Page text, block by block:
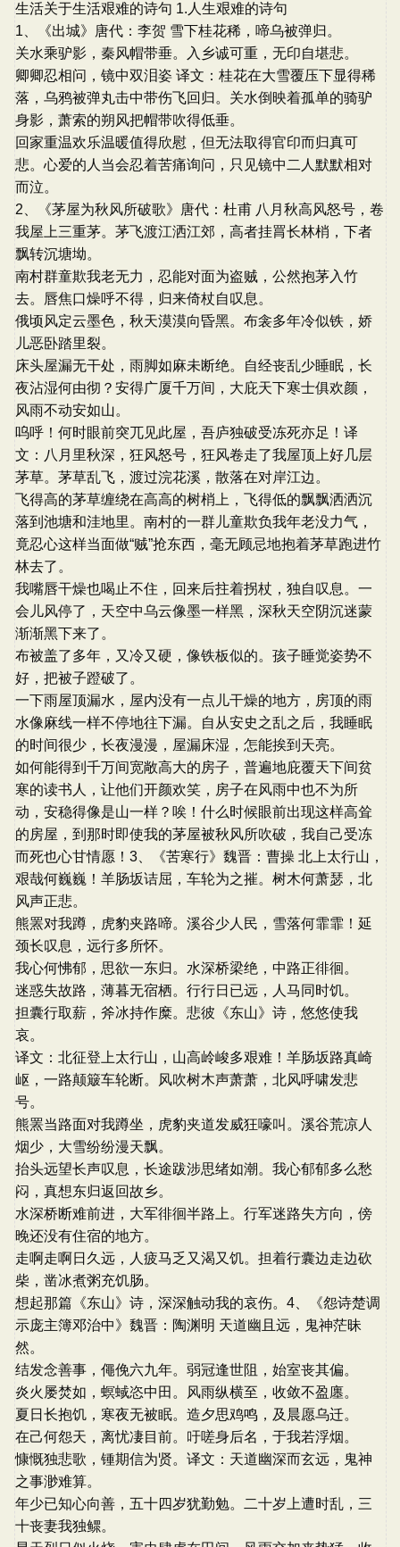
生活关于生活艰难的诗句 1.人生艰难的诗句
1、《出城》唐代：李贺 雪下桂花稀，啼乌被弹归。
关水乘驴影，秦风帽带垂。入乡诚可重，无印自堪悲。
卿卿忍相问，镜中双泪姿 译文：桂花在大雪覆压下显得稀
落，乌鸦被弹丸击中带伤飞回归。关水倒映着孤单的骑驴
身影，萧索的朔风把帽带吹得低垂。
回家重温欢乐温暖值得欣慰，但无法取得官印而归真可
悲。心爱的人当会忍着苦痛询问，只见镜中二人默默相对
而泣。
2、《茅屋为秋风所破歌》唐代：杜甫 八月秋高风怒号，卷
我屋上三重茅。茅飞渡江洒江郊，高者挂罥长林梢，下者
飘转沉塘坳。
南村群童欺我老无力，忍能对面为盗贼，公然抱茅入竹
去。唇焦口燥呼不得，归来倚杖自叹息。
俄顷风定云墨色，秋天漠漠向昏黑。布衾多年冷似铁，娇
儿恶卧踏里裂。
床头屋漏无干处，雨脚如麻未断绝。自经丧乱少睡眠，长
夜沾湿何由彻？安得广厦千万间，大庇天下寒士俱欢颜，
风雨不动安如山。
呜呼！何时眼前突兀见此屋，吾庐独破受冻死亦足！译
文：八月里秋深，狂风怒号，狂风卷走了我屋顶上好几层
茅草。茅草乱飞，渡过浣花溪，散落在对岸江边。
飞得高的茅草缠绕在高高的树梢上，飞得低的飘飘洒洒沉
落到池塘和洼地里。南村的一群儿童欺负我年老没力气，
竟忍心这样当面做“贼”抢东西，毫无顾忌地抱着茅草跑进竹
林去了。
我嘴唇干燥也喝止不住，回来后拄着拐杖，独自叹息。一
会儿风停了，天空中乌云像墨一样黑，深秋天空阴沉迷蒙
渐渐黑下来了。
布被盖了多年，又冷又硬，像铁板似的。孩子睡觉姿势不
好，把被子蹬破了。
一下雨屋顶漏水，屋内没有一点儿干燥的地方，房顶的雨
水像麻线一样不停地往下漏。自从安史之乱之后，我睡眠
的时间很少，长夜漫漫，屋漏床湿，怎能挨到天亮。
如何能得到千万间宽敞高大的房子，普遍地庇覆天下间贫
寒的读书人，让他们开颜欢笑，房子在风雨中也不为所
动，安稳得像是山一样？唉！什么时候眼前出现这样高耸
的房屋，到那时即使我的茅屋被秋风所吹破，我自己受冻
而死也心甘情愿！3、《苦寒行》魏晋：曹操 北上太行山，
艰哉何巍巍！羊肠坂诘屈，车轮为之摧。树木何萧瑟，北
风声正悲。
熊罴对我蹲，虎豹夹路啼。溪谷少人民，雪落何霏霏！延
颈长叹息，远行多所怀。
我心何怫郁，思欲一东归。水深桥梁绝，中路正徘徊。
迷惑失故路，薄暮无宿栖。行行日已远，人马同时饥。
担囊行取薪，斧冰持作糜。悲彼《东山》诗，悠悠使我
哀。
译文：北征登上太行山，山高岭峻多艰难！羊肠坂路真崎
岖，一路颠簸车轮断。风吹树木声萧萧，北风呼啸发悲
号。
熊罴当路面对我蹲坐，虎豹夹道发威狂嚎叫。溪谷荒凉人
烟少，大雪纷纷漫天飘。
抬头远望长声叹息，长途跋涉思绪如潮。我心郁郁多么愁
闷，真想东归返回故乡。
水深桥断难前进，大军徘徊半路上。行军迷路失方向，傍
晚还没有住宿的地方。
走啊走啊日久远，人疲马乏又渴又饥。担着行囊边走边砍
柴，凿冰煮粥充饥肠。
想起那篇《东山》诗，深深触动我的哀伤。4、《怨诗楚调
示庞主簿邓治中》魏晋：陶渊明 天道幽且远，鬼神茫昧
然。
结发念善事，僶俛六九年。弱冠逢世阻，始室丧其偏。
炎火屡焚如，螟蜮恣中田。风雨纵横至，收敛不盈廛。
夏日长抱饥，寒夜无被眠。造夕思鸡鸣，及晨愿乌迁。
在己何怨天，离忧凄目前。吁嗟身后名，于我若浮烟。
慷慨独悲歌，锺期信为贤。译文：天道幽深而玄远，鬼神
之事渺难算。
年少已知心向善，五十四岁犹勤勉。二十岁上遭时乱，三
十丧妻我独鳏。